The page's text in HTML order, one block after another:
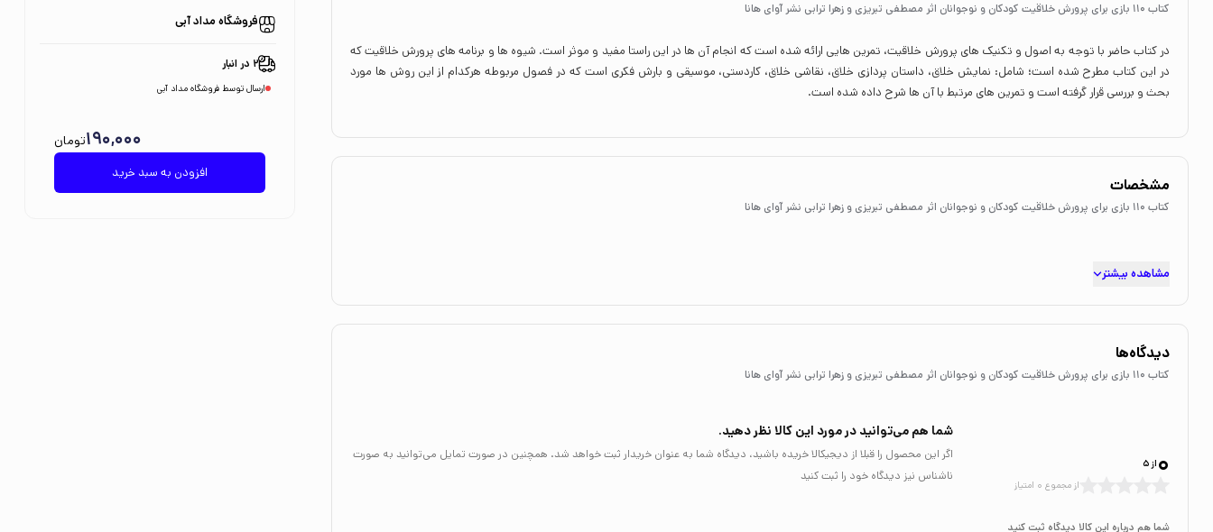
کتاب 110 بازی برای پرورش خلاقیت کودکان و نوجوانان اثر مصطفی تبریزی و زهرا ترابی نشر آوای هانا
در کتاب حاضر با توجه به اصول و تکنیک های پرورش خلاقیت، تمرین هایی ارائه شده است که انجام آن ها در این راستا مفید و موثر است. شیوه ها و برنامه های پرورش خلاقیت که
در این کتاب مطرح شده است؛ شامل: نمایش خلاق، داستان پردازی خلاق، نقاشی خلاق، کاردستی، موسیقی و بارش فکری است که در فصول مربوطه هرکدام از این روش ها مورد
بحث و بررسی قرار گرفته است و تمرین های مرتبط با آن ها شرح داده شده است.
مشخصات
کتاب 110 بازی برای پرورش خلاقیت کودکان و نوجوانان اثر مصطفی تبریزی و زهرا ترابی نشر آوای هانا
مشاهده بیشتر
دیدگاه‌ها
کتاب 110 بازی برای پرورش خلاقیت کودکان و نوجوانان اثر مصطفی تبریزی و زهرا ترابی نشر آوای هانا
0 از 5
از مجموع 0 امتیاز
شما هم درباره این کالا دیدگاه ثبت کنید
شما هم می‌توانید در مورد این کالا نظر دهید.
اگر این محصول را قبلا از دیجیکالا خریده باشید، دیدگاه شما به عنوان خریدار ثبت خواهد شد. همچنین در صورت تمایل می‌توانید به صورت
ناشناس نیز دیدگاه خود را ثبت کنید
فروشگاه مداد آبی
2 در انبار
ارسال توسط فروشگاه مداد آبی
افزودن به سبد خرید
190,000تومان